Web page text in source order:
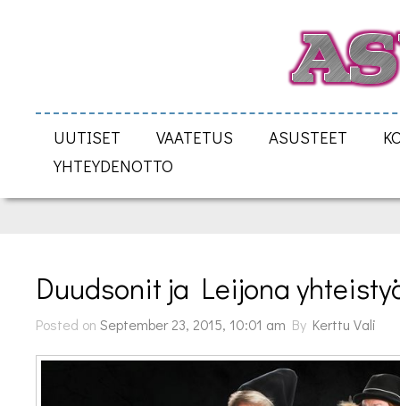
UUTISET VAATETUS ASUSTEET
YHTEYDENOTTO
Duudsonit ja Leijona
Posted on September 23, 2015, 10:01 am By Kerttu Vali